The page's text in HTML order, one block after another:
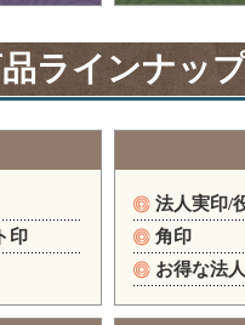
ラインナッ
印
法人実印/
角印
お得な法